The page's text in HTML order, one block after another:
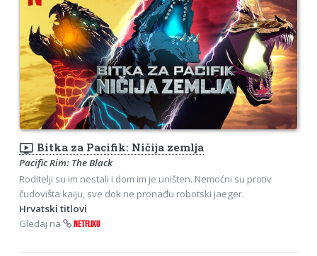
ondemand_video Bitka za Pacifik: Ničija zemlja
Pacific Rim: The Black
Roditelji su im nestali i dom im je uništen. Nemoćni su protiv
čudovišta kaiju, sve dok ne pronađu robotski jaeger.
Hrvatski titlovi
Gledaj na
NETFLIXU